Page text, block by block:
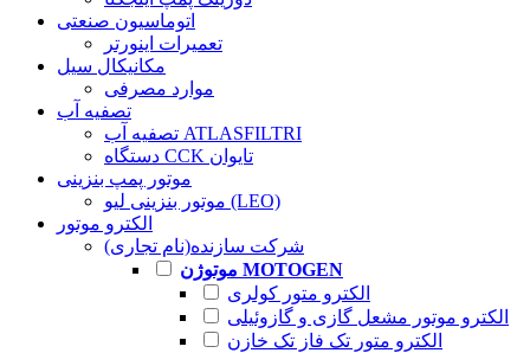
اتوماسیون صنعتی
تعمیرات اینورتر
مکانیکال سیل
موارد مصرفی
تصفیه آب
تصفیه آب ATLASFILTRI
دستگاه CCK تایوان
موتور پمپ بنزینی
موتور بنزینی لیو (LEO)
الکترو موتور
شرکت سازنده(نام تجاری)
موتوژن MOTOGEN
الکترو متور کولری
الکترو موتور مشعل گازی و گازوئیلی
الکترو متور تک فاز تک خازن